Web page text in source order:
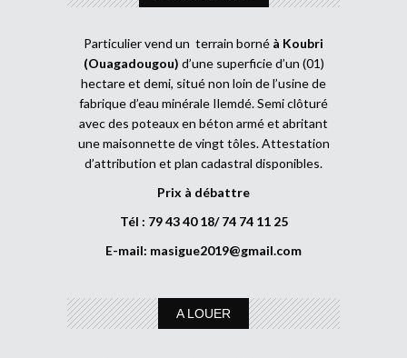
Particulier vend un terrain borné à Koubri
(Ouagadougou) d’une superficie d’un (01)
hectare et demi, situé non loin de l’usine de
fabrique d’eau minérale Ilemdé. Semi clôturé
avec des poteaux en béton armé et abritant
une maisonnette de vingt tôles. Attestation
d’attribution et plan cadastral disponibles.
Prix à débattre
Tél : 79 43 40 18/ 74 74 11 25
E-mail: masigue2019@gmail.com
A LOUER